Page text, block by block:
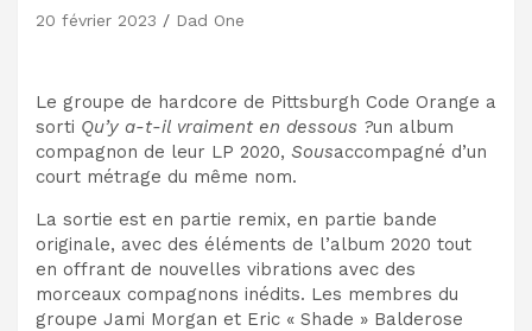
20 février 2023 Dad One
Le groupe de hardcore de Pittsburgh Code Orange a
sorti Qu’y a-t-il vraiment en dessous ?un album
compagnon de leur LP 2020, Sousaccompagné d’un
court métrage du même nom.
La sortie est en partie remix, en partie bande
originale, avec des éléments de l’album 2020 tout
en offrant de nouvelles vibrations avec des
morceaux compagnons inédits. Les membres du
groupe Jami Morgan et Eric « Shade » Balderose